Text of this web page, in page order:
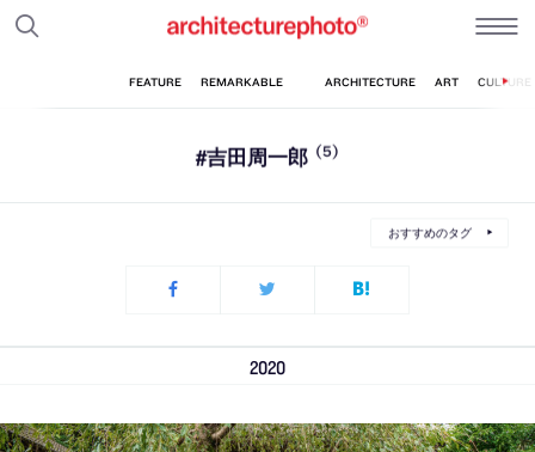
#吉田周一郎 (5)
おすすめのタグ
2020